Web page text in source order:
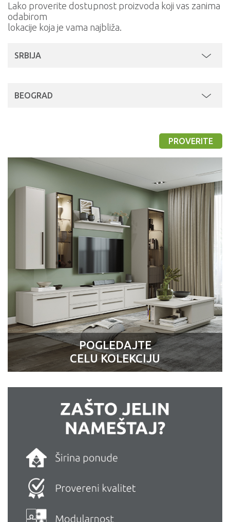
Lako proverite dostupnost proizvoda koji vas zanima
odabirom
lokacije koja je vama najbliža.
SRBIJA
BEOGRAD
PROVERITE
POGLEDAJTE
CELU KOLEKCIJU